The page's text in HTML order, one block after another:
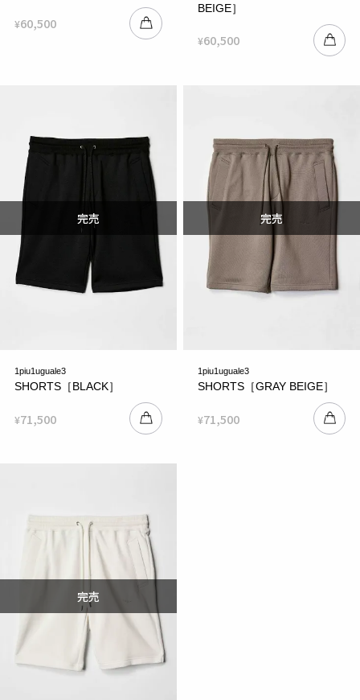
¥60,500
BEIGE］
¥60,500
1piu1uguale3
SHORTS［BLACK］
¥71,500
1piu1uguale3
SHORTS［GRAY BEIGE］
¥71,500